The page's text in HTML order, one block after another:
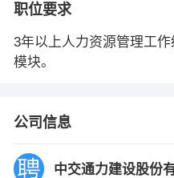
职位要求
3年以上人力资源管理工
模块。
公司信息
中交通力建设股份